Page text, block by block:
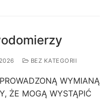
BEZ KATEGORII
WYMIANĄ
ŻE MOGĄ WYSTĄPIĆ